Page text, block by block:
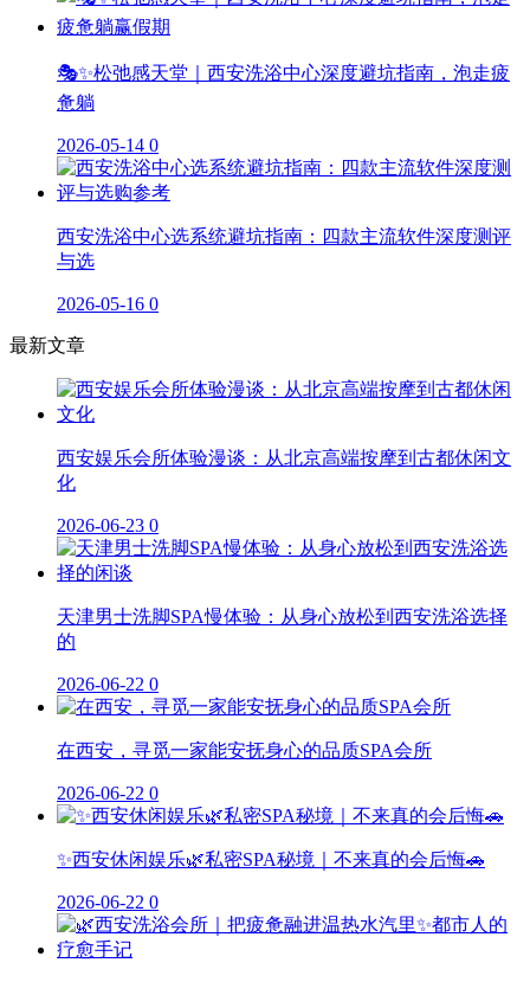
🎭✨松弛感天堂｜西安洗浴中心深度避坑指南，泡走疲
惫躺
2026-05-14 0
西安洗浴中心选系统避坑指南：四款主流软件深度测评
与选
2026-05-16 0
最新文章
西安娱乐会所体验漫谈：从北京高端按摩到古都休闲文
化
2026-06-23 0
天津男士洗脚SPA慢体验：从身心放松到西安洗浴选择
的
2026-06-22 0
在西安，寻觅一家能安抚身心的品质SPA会所
2026-06-22 0
✨西安休闲娱乐🌿私密SPA秘境｜不来真的会后悔🚗
2026-06-22 0